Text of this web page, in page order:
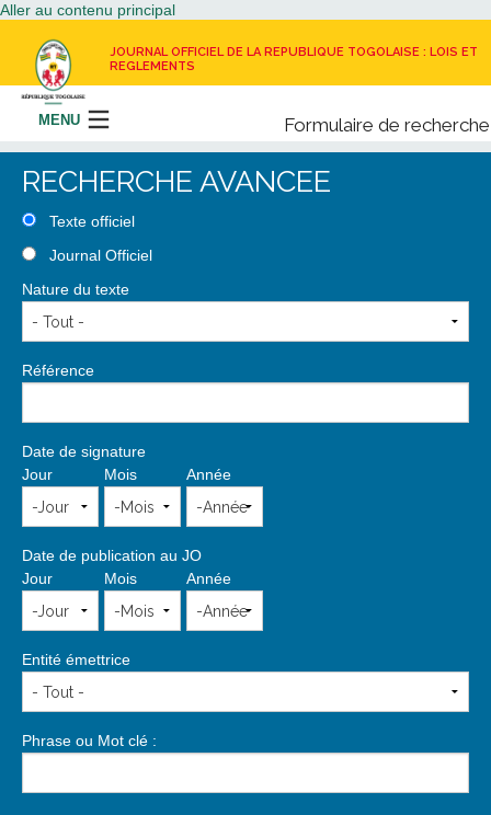
Aller au contenu principal
JOURNAL OFFICIEL DE LA REPUBLIQUE TOGOLAISE : LOIS ET
REGLEMENTS
Formulaire de recherche
Rechercher
MENU
LE JOURNAL OFFICIEL
RECEVOIR LE JOURNAL OFFICIEL
NOUS CONTACTER
RECHERCHE AVANCEE
Texte officiel
Journal Officiel
Nature du texte
Référence
Date de signature
Jour
Mois Année
Date de publication au JO
Jour
Mois Année
Entité émettrice
Phrase ou Mot clé :